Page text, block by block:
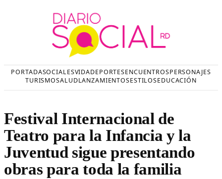
PORTADASOCIALESVIDADEPORTESENCUENTROSPERSONAJES
TURISMOSALUDLANZAMIENTOSESTILOSEDUCACIÓN
Festival Internacional de
Teatro para la Infancia y la
Juventud sigue presentando
obras para toda la familia